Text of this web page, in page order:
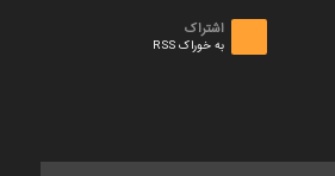
اشتراک
به خوراک RSS